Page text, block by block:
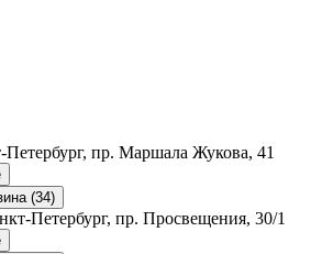
Петербург, пр. Маршала Жукова, 41
(34)
Петербург, пр. Просвещения, 30/1